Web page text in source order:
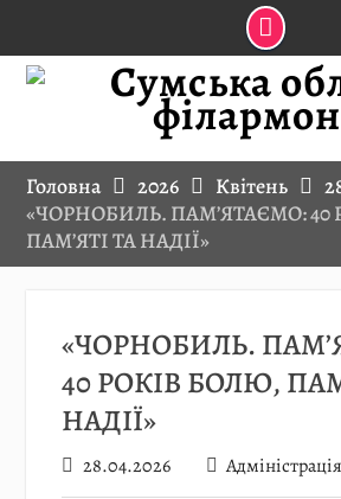
Skip
Головна 2026 Квітень
«ЧОРНОБИЛЬ. ПАМ’ЯТАЄМО: 40
ПАМ’ЯТІ ТА НАДІЇ»
«ЧОРНОБИЛЬ.
40 РОКІВ БОЛЮ,
НАДІЇ»
28.04.2026 Адміністрація